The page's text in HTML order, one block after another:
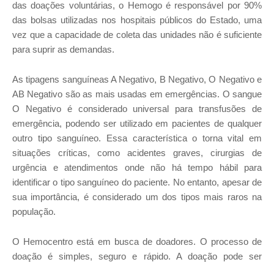
das doações voluntárias, o Hemogo é responsável por 90%
das bolsas utilizadas nos hospitais públicos do Estado, uma
vez que a capacidade de coleta das unidades não é suficiente
para suprir as demandas.
As tipagens sanguíneas A Negativo, B Negativo, O Negativo e
AB Negativo são as mais usadas em emergências. O sangue
O Negativo é considerado universal para transfusões de
emergência, podendo ser utilizado em pacientes de qualquer
outro tipo sanguíneo. Essa característica o torna vital em
situações críticas, como acidentes graves, cirurgias de
urgência e atendimentos onde não há tempo hábil para
identificar o tipo sanguíneo do paciente. No entanto, apesar de
sua importância, é considerado um dos tipos mais raros na
população.
O Hemocentro está em busca de doadores. O processo de
doação é simples, seguro e rápido. A doação pode ser